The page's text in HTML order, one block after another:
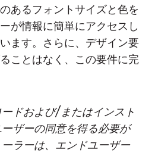
あるフォントサイズと色を
が情報に簡単にアクセスし
ます。さらに、デザイン要
ことはなく、この要件に完
ドおよび/またはインスト
ザーの同意を得る必要が
ラーは、エンドユーザー